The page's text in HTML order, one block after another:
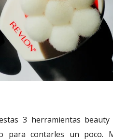
3 herramientas beauty
para contarles un poco.